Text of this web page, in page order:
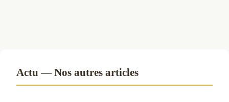
Actu — Nos autres articles